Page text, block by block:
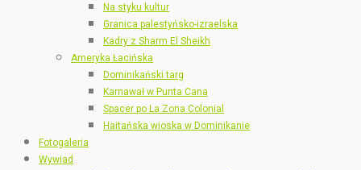
Na styku kultur
Granica palestyńsko-izraelska
Kadry z Sharm El Sheikh
Ameryka Łacińska
Dominikański targ
Karnawał w Punta Cana
Spacer po La Zona Colonial
Haitańska wioska w Dominikanie
Fotogaleria
Wywiad